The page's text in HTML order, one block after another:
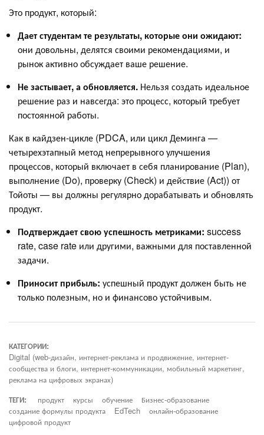
Это продукт, который:
Дает студентам те результаты, которые они ожидают:
они довольны, делятся своими рекомендациями, и
рынок активно обсуждает ваше решение.
Не застывает, а обновляется. Нельзя создать идеальное
решение раз и навсегда: это процесс, который требует
постоянной работы.
Как в кайдзен-цикле (PDCA, или цикл Деминга —
четырехэтапный метод непрерывного улучшения
процессов, который включает в себя планирование (Plan),
выполнение (Do), проверку (Check) и действие (Act)) от
Тойоты — вы должны регулярно дорабатывать и обновлять
продукт.
Подтверждает свою успешность метриками: success
rate, case rate или другими, важными для поставленной
задачи.
Приносит прибыль: успешный продукт должен быть не
только полезным, но и финансово устойчивым.
КАТЕГОРИИ:
Digital (web-дизайн, интернет-реклама и продвижение, интернет-
сообщества и блоги, интернет-коммуникации, мобильный маркетинг,
реклама на цифровых экранах)
ТЕГИ:
продукт курсы обучение
Бизнес-образование
создание формулы продукта
EdTech
онлайн-образование
цифровой продукт